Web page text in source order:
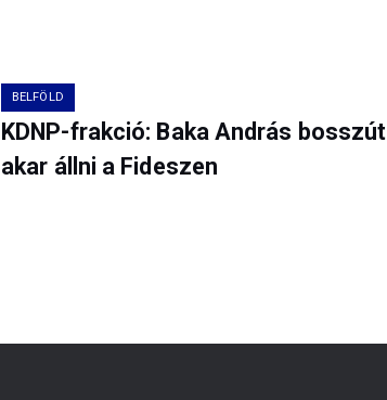
BELFÖLD
KDNP-frakció: Baka András bosszút
akar állni a Fideszen